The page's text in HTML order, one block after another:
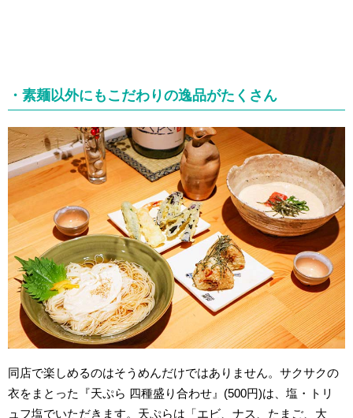
・素麺以外にもこだわりの逸品がたくさん
同店で楽しめるのはそうめんだけではありません。サクサクの
衣をまとった『天ぷら 四種盛り合わせ』(500円)は、塩・トリ
ュフ塩でいただきます。天ぷらは「エビ、ナス、たまご、大